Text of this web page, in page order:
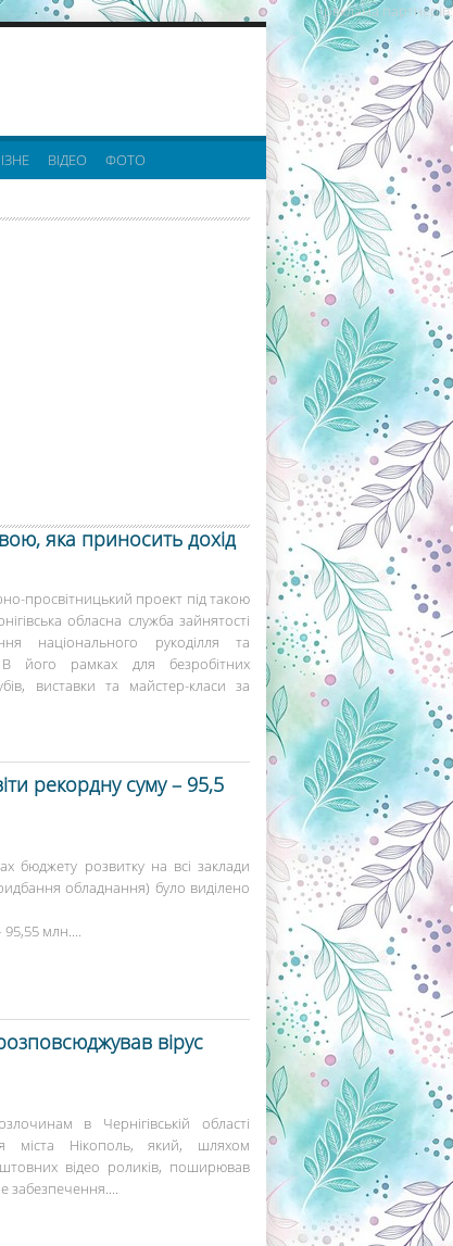
реклама партнерів:
ВІДЕО ФОТО
яка приносить дохід
просвітницький проект під такою
обласна служба зайнятості
національного рукоділля та
В його рамках для безробітних
виставки та майстер-класи за
рекордну суму – 95,5
бюджету розвитку на всі заклади
обладнання) було виділено
95,55 млн....
вірус
в Чернігівській області
міста Нікополь, який, шляхом
відео роликів, поширював
забезпечення....